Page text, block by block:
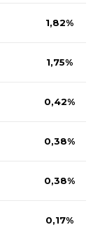
1,82%
1,75%
0,42%
0,38%
0,38%
0,17%